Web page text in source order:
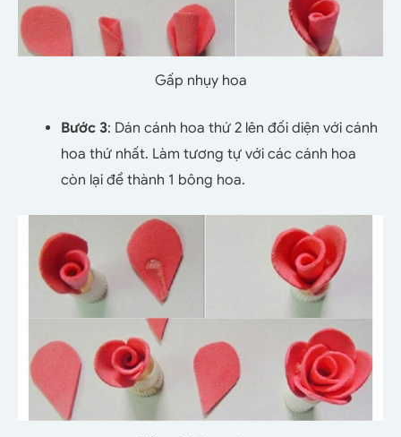
Gấp nhụy hoa
Bước 3: Dán cánh hoa thứ 2 lên đối diện với cánh
hoa thứ nhất. Làm tương tự với các cánh hoa
còn lại để thành 1 bông hoa.